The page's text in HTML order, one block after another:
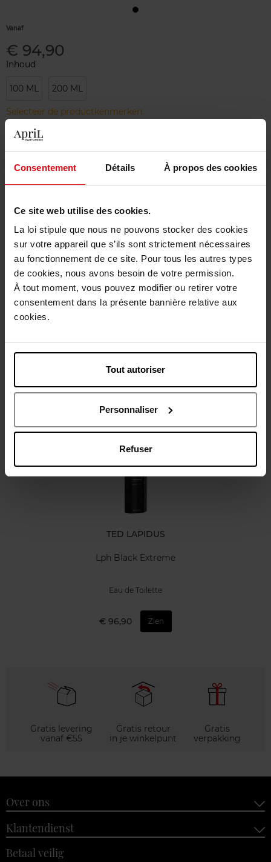
Consentement Détails À propos des cookies
Ce site web utilise des cookies.
La loi stipule que nous ne pouvons stocker des cookies
sur votre appareil que s’ils sont strictement nécessaires
au fonctionnement de ce site. Pour tous les autres types
de cookies, nous avons besoin de votre permission.
À tout moment, vous pouvez modifier ou retirer votre
consentement dans la présente bannière relative aux
cookies.
Tout autoriser
Personnaliser
Refuser
Vanaf
€ 94,90
Inhoud
100 ML 200 ML
Selecteer de productkenmerken.
Bestel nu!
Gratis levering bij aankoop van min. 55€
Gratis retour in je winkelpunt
Gratis verpakking
Beschrijving
Karakteristieken
Nog iets vergeten ?
TED LAPIDUS
Lph Black Extreme
Eau de Toilette
€ 96,90 Zien
Gratis levering
vanaf €55
Gratis retour
in je winkelpunt
Gratis
verpakking
Over ons
Klantendienst
Betaal veilig